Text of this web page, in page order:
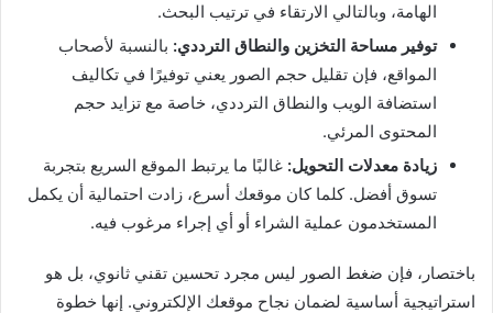
الهامة، وبالتالي الارتقاء في ترتيب البحث.
توفير مساحة التخزين والنطاق الترددي: بالنسبة لأصحاب
المواقع، فإن تقليل حجم الصور يعني توفيرًا في تكاليف
استضافة الويب والنطاق الترددي، خاصة مع تزايد حجم
المحتوى المرئي.
زيادة معدلات التحويل: غالبًا ما يرتبط الموقع السريع بتجربة
تسوق أفضل. كلما كان موقعك أسرع، زادت احتمالية أن يكمل
المستخدمون عملية الشراء أو أي إجراء مرغوب فيه.
باختصار، فإن ضغط الصور ليس مجرد تحسين تقني ثانوي، بل هو
استراتيجية أساسية لضمان نجاح موقعك الإلكتروني. إنها خطوة